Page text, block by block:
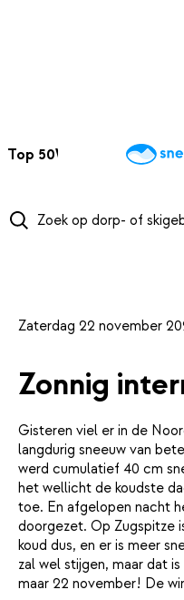
Top 50Webcams
Zaterdag 22 november
Zonnig
Gisteren viel er in de
langdurig sneeuw van
werd cumulatief 40 cm
het wellicht de koudste
toe. En afgelopen nacht
doorgezet. Op Zugspitze
koud dus, en er is meer
zal wel stijgen, maar dat
maar 22 november! De